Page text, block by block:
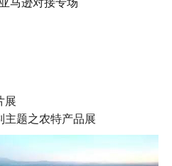
展
题之农特产品展